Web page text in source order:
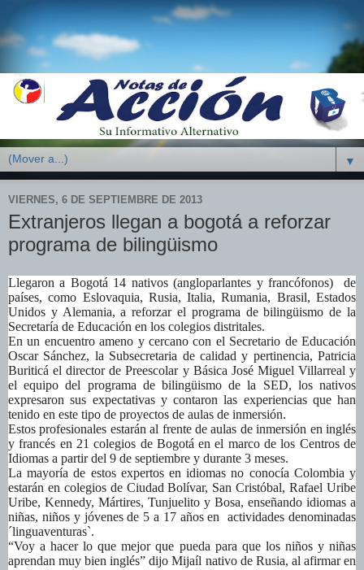
▼
VIERNES, 6 DE SEPTIEMBRE DE 2013
Extranjeros llegan a bogotá a reforzar
programa de bilingüismo
Llegaron a Bogotá 14 nativos (angloparlantes y francófonos) de
países, como Eslovaquia, Rusia, Italia, Rumania, Brasil, Estados
Unidos y Alemania, a reforzar el programa de bilingüismo de la
Secretaría de Educación en los colegios distritales.
En un encuentro ameno y cercano con el Secretario de Educación
Oscar Sánchez, la Subsecretaria de calidad y pertinencia, Patricia
Buriticá el director de Preescolar y Básica José Miguel Villarreal y
el equipo del programa de bilingüismo de la SED, los nativos
expresaron sus expectativas y contaron las experiencias que han
tenido en este tipo de proyectos de aulas de inmersión.
Estos profesionales estarán al frente de aulas de inmersión en inglés
y francés en 21 colegios de Bogotá en el marco de los Centros de
Idiomas a partir del 9 de septiembre y durante 3 meses.
La mayoría de estos expertos en idiomas no conocía Colombia y
estarán en colegios de Ciudad Bolívar, San Cristóbal, Rafael Uribe
Uribe, Kennedy, Mártires, Tunjuelito y Bosa, enseñando idiomas a
niñas, niños y jóvenes de 5 a 17 años en actividades denominadas
´linguaventuras`.
“Voy a hacer lo que mejor que pueda para que los niños y niñas
aprendan muy bien inglés” dijo Mijaíl nativo de Rusia, al afirmar en